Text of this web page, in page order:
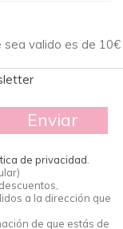
sea valido es de 10€
Enviar
de privacidad
a la dirección que
de que estás de